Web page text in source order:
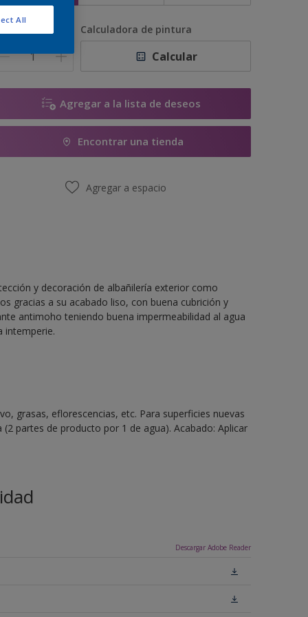
Calculadora de pintura
Calcular
Agregar a la lista de deseos
Encontrar una tienda
Agregar a espacio
y decoración de albañilería exterior como
gracias a su acabado liso, con buena cubrición y
antimoho teniendo buena impermeabilidad al agua
intemperie.
grasas, eflorescencias, etc. Para superficies nuevas
partes de producto por 1 de agua). Acabado: Aplicar
Descargar Adobe Reader
All